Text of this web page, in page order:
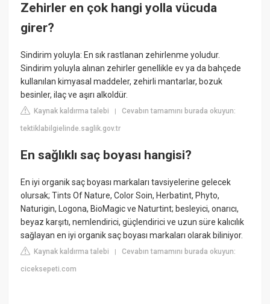
Zehirler en çok hangi yolla vücuda
girer?
Sindirim yoluyla: En sık rastlanan zehirlenme yoludur.
Sindirim yoluyla alınan zehirler genellikle ev ya da bahçede
kullanılan kimyasal maddeler, zehirli mantarlar, bozuk
besinler, ilaç ve aşırı alkoldür.
Kaynak kaldırma talebi |Cevabın tamamını burada okuyun:
tektiklabilgielinde.saglik.gov.tr
En sağlıklı saç boyası hangisi?
En iyi organik saç boyası markaları tavsiyelerine gelecek
olursak; Tints Of Nature, Color Soin, Herbatint, Phyto,
Naturigin, Logona, BioMagic ve Naturtint; besleyici, onarıcı,
beyaz karşıtı, nemlendirici, güçlendirici ve uzun süre kalıcılık
sağlayan en iyi organik saç boyası markaları olarak biliniyor.
Kaynak kaldırma talebi |Cevabın tamamını burada okuyun:
ciceksepeti.com